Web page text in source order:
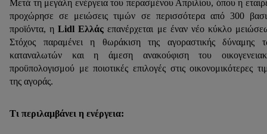
Μετά τη μεγάλη ενέργεια του περασμένου Απριλίου, όπου η
προχώρησε σε μειώσεις τιμών σε περισσότερα από 300
προϊόντα, ηLidl Ελλάς επανέρχεται με έναν νέο κύκλο
Στόχος παραμένει η θωράκιση της αγοραστικής δύναμης
καταναλωτών και η άμεση ανακούφιση του
προϋπολογισμού με ποιοτικές επιλογές στις οικονομικότερες
της αγοράς.
Τι περιλαμβάνει η ενέργεια: